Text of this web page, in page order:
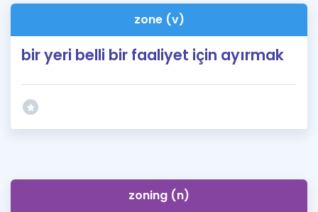
Kampanyalar
Blog
zone (v)
bir yeri belli bir faaliyet için ayırmak
zoning (n)